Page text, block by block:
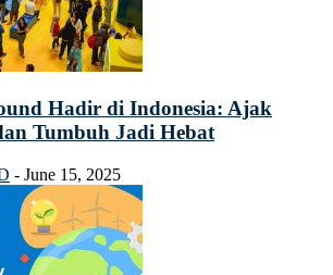
Hadir di Indonesia: Ajak
Tumbuh Jadi Hebat
- June 15, 2025